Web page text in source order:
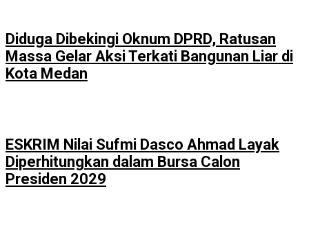
Diduga Dibekingi Oknum DPRD, Ratusan
Massa Gelar Aksi Terkati Bangunan Liar di
Kota Medan
ESKRIM Nilai Sufmi Dasco Ahmad Layak
Diperhitungkan dalam Bursa Calon
Presiden 2029